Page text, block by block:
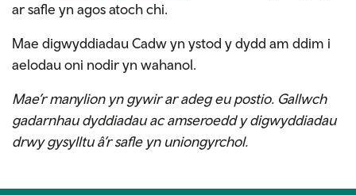
ar safle yn agos atoch chi.
Mae digwyddiadau Cadw yn ystod y dydd am ddim i
aelodau oni nodir yn wahanol.
Mae’r manylion yn gywir ar adeg eu postio. Gallwch
gadarnhau dyddiadau ac amseroedd y digwyddiadau
drwy gysylltu â’r safle yn uniongyrchol.